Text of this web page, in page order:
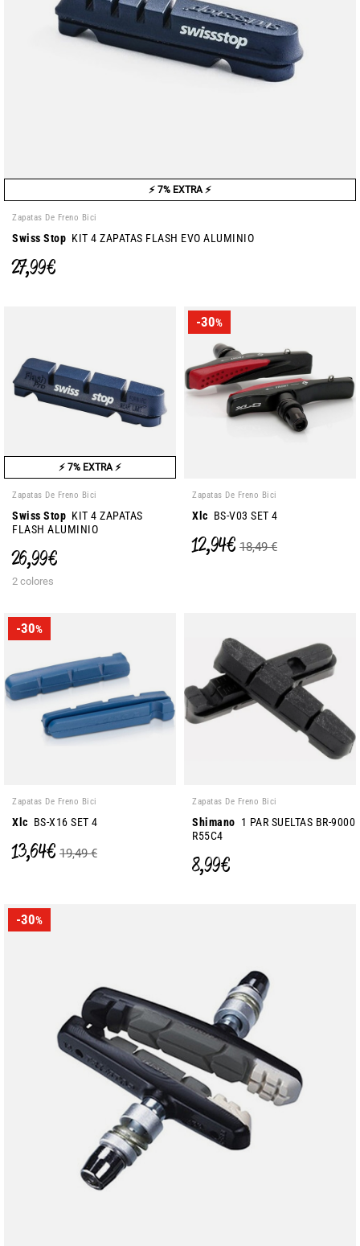
⚡ 7% EXTRA ⚡
Zapatas De Freno Bici
Swiss Stop KIT 4 ZAPATAS FLASH EVO ALUMINIO
27,99 €
⚡ 7% EXTRA ⚡
Zapatas De Freno Bici
Swiss Stop KIT 4 ZAPATAS
FLASH ALUMINIO
26,99 €
2 colores
-30%
Zapatas De Freno Bici
Xlc BS-V03 SET 4
12,94 € 18,49 €
-30%
Zapatas De Freno Bici
Xlc BS-X16 SET 4
13,64 € 19,49 €
Zapatas De Freno Bici
Shimano 1 PAR SUELTAS BR-9000
R55C4
8,99 €
-30%